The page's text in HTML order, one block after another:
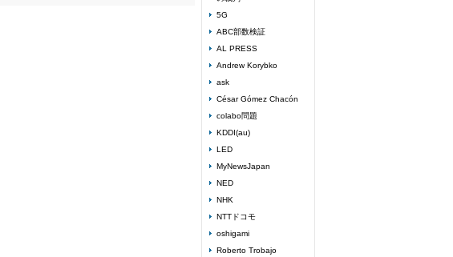
5G
ABC部数検証
AL PRESS
Andrew Korybko
ask
César Gómez Chacón
colabo問題
KDDI(au)
LED
MyNewsJapan
NED
NHK
NTTドコモ
oshigami
Roberto Trobajo